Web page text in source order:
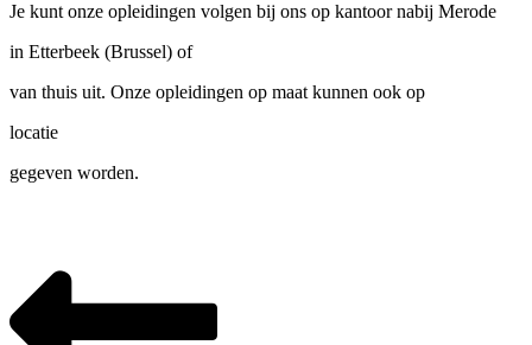
Je kunt onze opleidingen volgen bij ons op kantoor nabij Merode
in Etterbeek (Brussel) of
van thuis uit. Onze opleidingen op maat kunnen ook op
locatie
gegeven worden.